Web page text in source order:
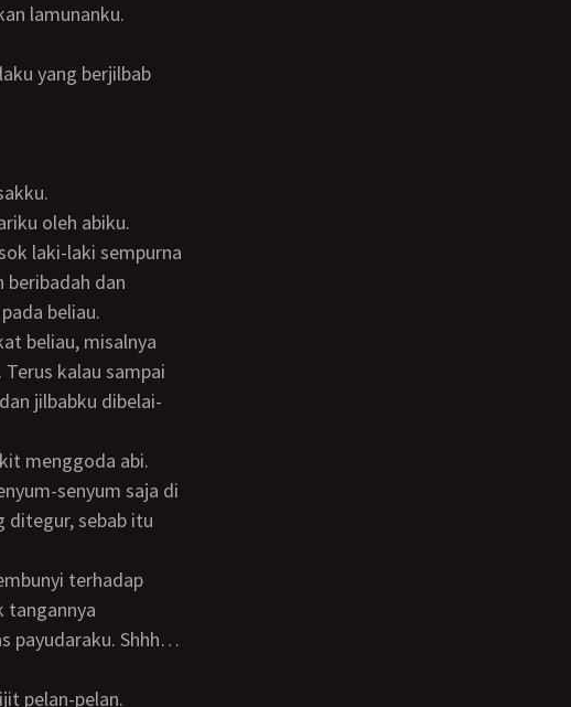
lamunanku.
laki-laki sempurna
beribadah dan
beliau.
kalau sampai
jilbabku dibelai-
senyum saja di
ditegur, sebab itu
tangannya
payudaraku. Shhh…